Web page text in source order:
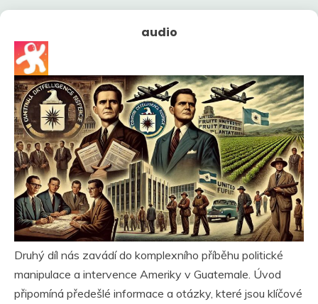
audio
Druhý díl nás zavádí do komplexního příběhu politické
manipulace a intervence Ameriky v Guatemale. Úvod
připomíná předešlé informace a otázky, které jsou klíčové